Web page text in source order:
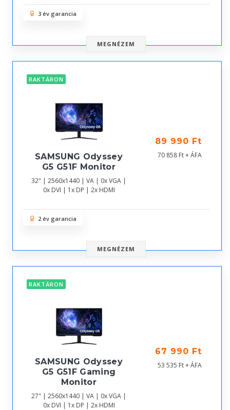
3 év garancia
MEGNÉZEM
RAKTÁRON
SAMSUNG Odyssey
G5 G51F Monitor
32" | 2560x1440 | VA | 0x VGA |
0x DVI | 1x DP | 2x HDMI
89 990 Ft
70 858 Ft + ÁFA
2 év garancia
MEGNÉZEM
RAKTÁRON
SAMSUNG Odyssey
G5 G51F Gaming
Monitor
27" | 2560x1440 | VA | 0x VGA |
0x DVI | 1x DP | 2x HDMI
67 990 Ft
53 535 Ft + ÁFA